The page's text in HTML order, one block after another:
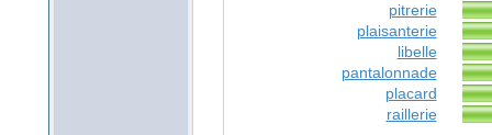
pitrerie
plaisanterie
libelle
pantalonnade
placard
raillerie